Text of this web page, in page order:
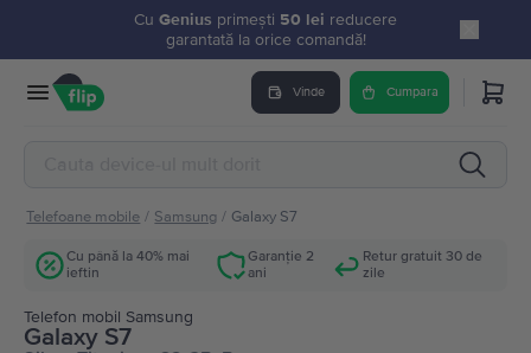
Cu Genius primești 50 lei reducere
garantată la orice comandă!
Vinde Cumpara
Telefoane mobile / Samsung / Galaxy S7
Cu până la 40% mai
ieftin
Garanție 2
ani
Retur gratuit 30 de
zile
Telefon mobil Samsung
Galaxy S7